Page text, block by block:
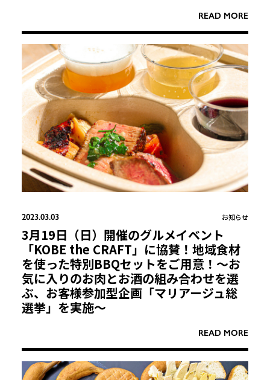
READ MORE
3月19日（日）開催のグルメイベント
「KOBE the CRAFT」に協賛！地域食材
を使った特別BBQセットをご用意！〜お
気に入りのお肉とお酒の組み合わせを選
ぶ、お客様参加型企画「マリアージュ総
選挙」を実施〜
READ MORE
2023.03.03 お知らせ